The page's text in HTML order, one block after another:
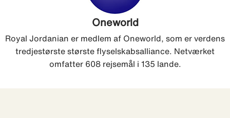
Oneworld
Royal Jordanian er medlem af Oneworld, som er verdens
tredjestørste største flyselskabsalliance. Netværket
omfatter 608 rejsemål i 135 lande.